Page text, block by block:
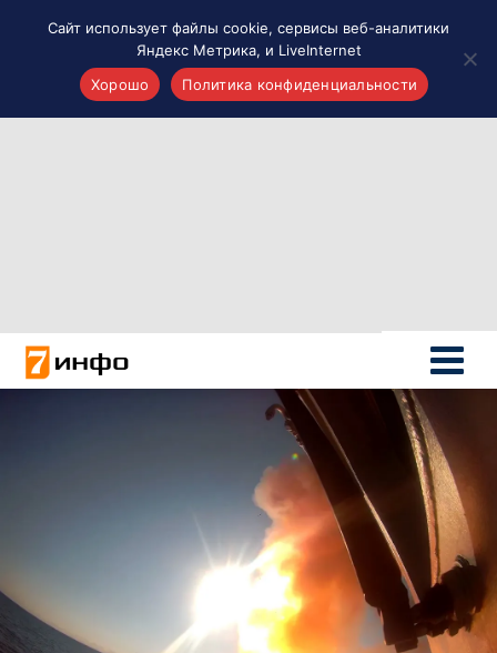
Новости России
Политика
Новости мира
ПОИСК ПО САЙТУ
Сайт использует файлы cookie, сервисы веб-аналитики
Яндекс Метрика, и LiveInternet
Хорошо
Политика конфиденциальности